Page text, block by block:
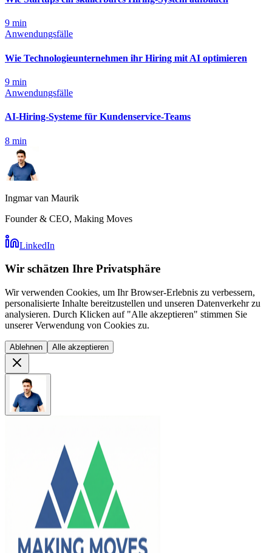
9 min
Anwendungsfälle
Wie Technologieunternehmen ihr Hiring mit AI optimieren
9 min
Anwendungsfälle
AI-Hiring-Systeme für Kundenservice-Teams
8 min
Ingmar van Maurik
Founder & CEO, Making Moves
LinkedIn
Wir schätzen Ihre Privatsphäre
Wir verwenden Cookies, um Ihr Browser-Erlebnis zu verbessern,
personalisierte Inhalte bereitzustellen und unseren Datenverkehr zu
analysieren. Durch Klicken auf "Alle akzeptieren" stimmen Sie
unserer Verwendung von Cookies zu.
Ablehnen Alle akzeptieren